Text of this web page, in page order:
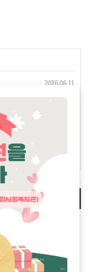
2026.06.11
2026.06.05
체인력
체인력
2026.05.20
) 수의계약 공고